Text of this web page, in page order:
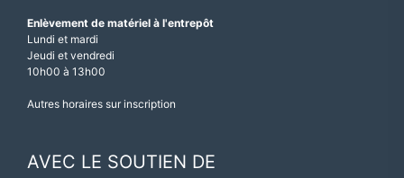
Enlèvement de matériel à l'entrepôt
Lundi et mardi
Jeudi et vendredi
10h00 à 13h00
Autres horaires sur inscription
AVEC LE SOUTIEN DE